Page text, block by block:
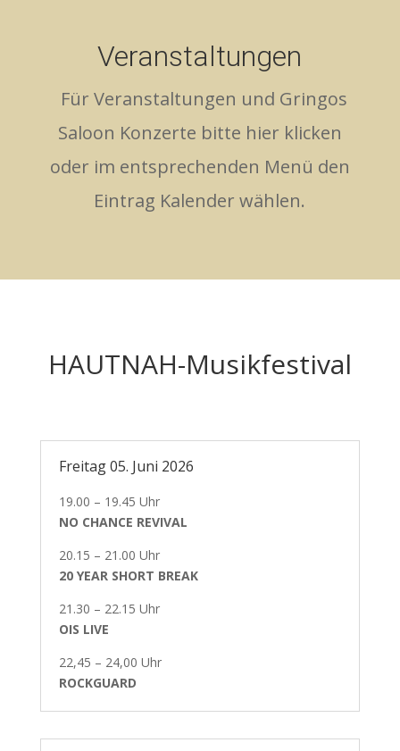
Veranstaltungen
Für Veranstaltungen und Gringos
Saloon Konzerte bitte hier klicken
oder im entsprechenden Menü den
Eintrag Kalender wählen.
HAUTNAH-Musikfestival
Freitag 05. Juni 2026
19.00 – 19.45 Uhr
NO CHANCE REVIVAL
20.15 – 21.00 Uhr
20 YEAR SHORT BREAK
21.30 – 22.15 Uhr
OIS LIVE
22,45 – 24,00 Uhr
ROCKGUARD